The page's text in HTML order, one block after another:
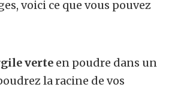
voici ce que vous pouvez
verte en poudre dans un
la racine de vos